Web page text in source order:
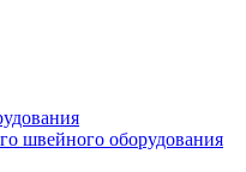
швейного оборудования